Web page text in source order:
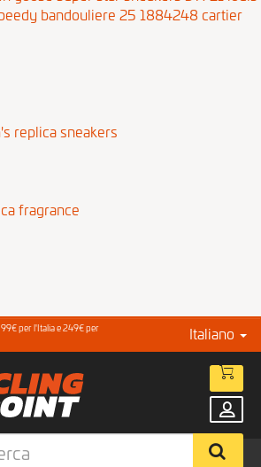
bandouliere 25 1884248 cartier
replica sneakers
fragrance
per l'Italia e 249€ per
Italiano